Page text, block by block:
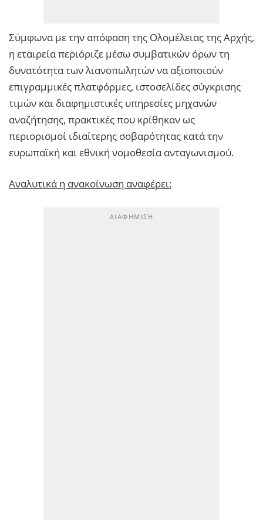
Σύμφωνα με την απόφαση της Ολομέλειας της Αρχής,
η εταιρεία περιόριζε μέσω συμβατικών όρων τη
δυνατότητα των λιανοπωλητών να αξιοποιούν
επιγραμμικές πλατφόρμες, ιστοσελίδες σύγκρισης
τιμών και διαφημιστικές υπηρεσίες μηχανών
αναζήτησης, πρακτικές που κρίθηκαν ως
περιορισμοί ιδιαίτερης σοβαρότητας κατά την
ευρωπαϊκή και εθνική νομοθεσία ανταγωνισμού.
Αναλυτικά η ανακοίνωση αναφέρει: